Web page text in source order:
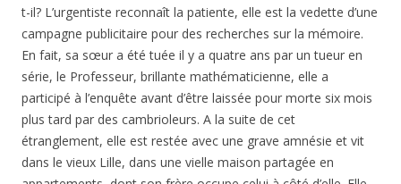
t-il? L’urgentiste reconnaît la patiente, elle est la vedette d’une
campagne publicitaire pour des recherches sur la mémoire.
En fait, sa sœur a été tuée il y a quatre ans par un tueur en
série, le Professeur, brillante mathématicienne, elle a
participé à l’enquête avant d’être laissée pour morte six mois
plus tard par des cambrioleurs. A la suite de cet
étranglement, elle est restée avec une grave amnésie et vit
dans le vieux Lille, dans une vielle maison partagée en